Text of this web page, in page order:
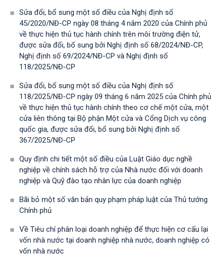
Sửa đổi, bổ sung một số điều của Nghị định số
45/2020/NĐ-CP ngày 08 tháng 4 năm 2020 của Chính phủ
về thực hiện thủ tục hành chính trên môi trường điện tử,
được sửa đổi, bổ sung bởi Nghị định số 68/2024/NĐ-CP,
Nghị định số 69/2024/NĐ-CP và Nghị định số
118/2025/NĐ-СР
Sửa đổi, bổ sung một số điều của Nghị định số
118/2025/NĐ-CP ngày 09 tháng 6 năm 2025 của Chính phủ
về thực hiện thủ tục hành chính theo cơ chế một cửa, một
cửa liên thông tại Bộ phận Một cửa và Cổng Dịch vụ công
quốc gia, được sửa đổi, bổ sung bởi Nghị định số
367/2025/NĐ-СР
Quy định chi tiết một số điều của Luật Giáo dục nghề
nghiệp về chính sách hỗ trợ của Nhà nước đối với doanh
nghiệp và Quỹ đào tạo nhân lực của doanh nghiệp
Bãi bỏ một số văn bản quy phạm pháp luật của Thủ tướng
Chính phủ
Về Tiêu chí phân loại doanh nghiệp để thực hiện cơ cấu lại
vốn nhà nước tại doanh nghiệp nhà nước, doanh nghiệp có
vốn nhà nước